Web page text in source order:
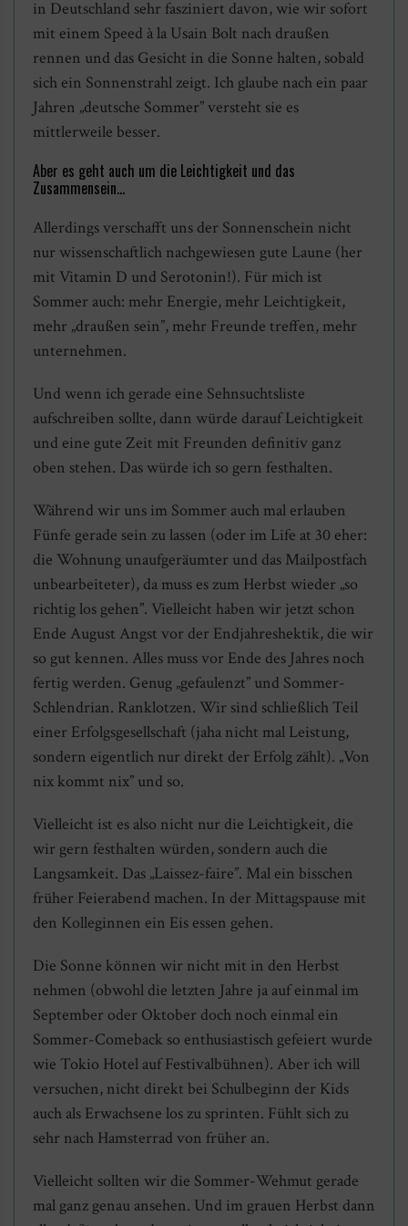
in Deutschland sehr fasziniert davon, wie wir sofort
mit einem Speed à la Usain Bolt nach draußen
rennen und das Gesicht in die Sonne halten, sobald
sich ein Sonnenstrahl zeigt. Ich glaube nach ein paar
Jahren „deutsche Sommer” versteht sie es
mittlerweile besser.
Aber es geht auch um die Leichtigkeit und das
Zusammensein…
Allerdings verschafft uns der Sonnenschein nicht
nur wissenschaftlich nachgewiesen gute Laune (her
mit Vitamin D und Serotonin!). Für mich ist
Sommer auch: mehr Energie, mehr Leichtigkeit,
mehr „draußen sein”, mehr Freunde treffen, mehr
unternehmen.
Und wenn ich gerade eine Sehnsuchtsliste
aufschreiben sollte, dann würde darauf Leichtigkeit
und eine gute Zeit mit Freunden definitiv ganz
oben stehen. Das würde ich so gern festhalten.
Während wir uns im Sommer auch mal erlauben
Fünfe gerade sein zu lassen (oder im Life at 30 eher:
die Wohnung unaufgeräumter und das Mailpostfach
unbearbeiteter), da muss es zum Herbst wieder „so
richtig los gehen”. Vielleicht haben wir jetzt schon
Ende August Angst vor der Endjahreshektik, die wir
so gut kennen. Alles muss vor Ende des Jahres noch
fertig werden. Genug „gefaulenzt” und Sommer-
Schlendrian. Ranklotzen. Wir sind schließlich Teil
einer Erfolgsgesellschaft (jaha nicht mal Leistung,
sondern eigentlich nur direkt der Erfolg zählt). „Von
nix kommt nix” und so.
Vielleicht ist es also nicht nur die Leichtigkeit, die
wir gern festhalten würden, sondern auch die
Langsamkeit. Das „Laissez-faire”. Mal ein bisschen
früher Feierabend machen. In der Mittagspause mit
den Kolleginnen ein Eis essen gehen.
Die Sonne können wir nicht mit in den Herbst
nehmen (obwohl die letzten Jahre ja auf einmal im
September oder Oktober doch noch einmal ein
Sommer-Comeback so enthusiastisch gefeiert wurde
wie Tokio Hotel auf Festivalbühnen). Aber ich will
versuchen, nicht direkt bei Schulbeginn der Kids
auch als Erwachsene los zu sprinten. Fühlt sich zu
sehr nach Hamsterrad von früher an.
Vielleicht sollten wir die Sommer-Wehmut gerade
mal ganz genau ansehen. Und im grauen Herbst dann